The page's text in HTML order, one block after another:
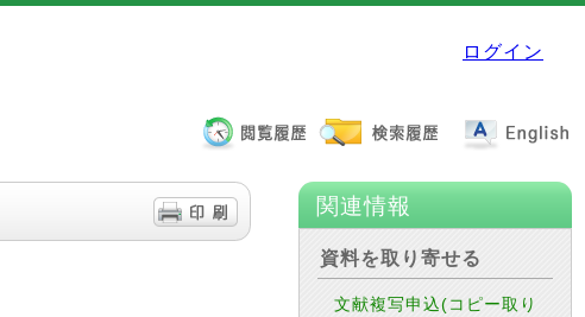
ログイン
関連情報
資料を取り寄せる
文献複写申込(コピー取り